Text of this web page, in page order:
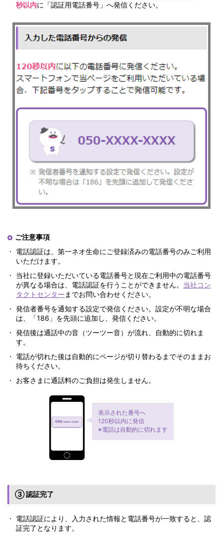
秒以内に「認証用電話番号」へ発信ください。
ご注意事項
電話認証は、第一ネオ生命にご登録済みの電話番号のみご利用
いただけます。
当社に登録いただいている電話番号と現在ご利用中の電話番号
が異なる場合は、電話認証を行うことができません。 当社コン
タクトセンター までお問い合わせください。
発信者番号を通知する設定で発信ください。設定が不明な場合
は、「186」を先頭に追加し、発信ください。
発信後は通話中の音（ツーツー音）が流れ、自動的に切れま
す。
電話が切れた後は自動的にページが切り替わるまでそのままお
待ちください。
お客さまに通話料のご負担は発生しません。
表示された番号へ
120秒以内に発信
※電話は自動的に切れます
③ 認証完了
電話認証により、入力された情報と電話番号が一致すると、認
証完了となります。